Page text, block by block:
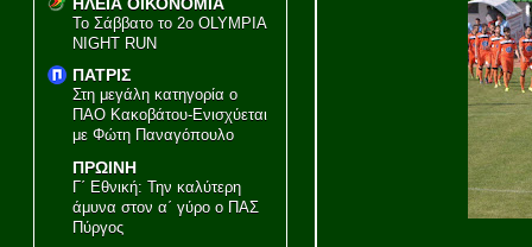
Το Σάββατο το 2ο OLYMPIA
NIGHT RUN
ΠΑΤΡΙΣ
Στη μεγάλη κατηγορία ο
ΠΑΟ Κακοβάτου-Ενισχύεται
με Φώτη Παναγόπουλο
ΠΡΩΙΝΗ
Γ΄ Εθνική: Την καλύτερη
άμυνα στον α΄ γύρο ο ΠΑΣ
Πύργος